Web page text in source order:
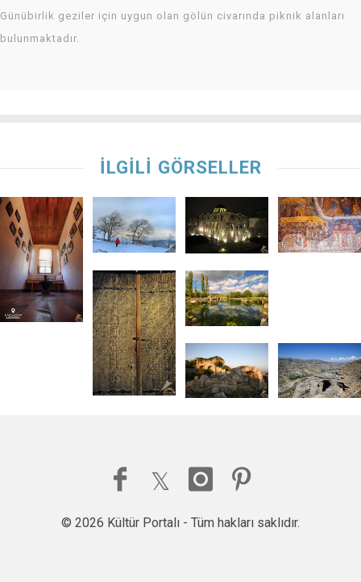
Günübirlik geziler için uygun olan gölün civarında piknik alanları
bulunmaktadır.
İLGİLİ GÖRSELLER
© 2026 Kültür Portalı - Tüm hakları saklıdır.